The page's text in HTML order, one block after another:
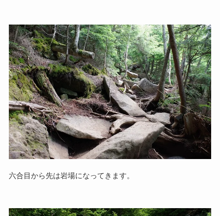
六合目から先は岩場になってきます。